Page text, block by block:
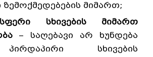
ზემოქმედებების მიმართ;
სხივების მიმართ
– საღებავი არ ხუნდება
სხივების